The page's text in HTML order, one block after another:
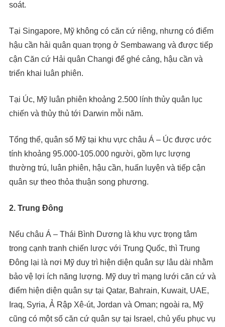
soát.
Tại Singapore, Mỹ không có căn cứ riêng, nhưng có điểm
hậu cần hải quân quan trọng ở Sembawang và được tiếp
cận Căn cứ Hải quân Changi để ghé cảng, hậu cần và
triển khai luân phiên.
Tại Úc, Mỹ luân phiên khoảng 2.500 lính thủy quân lục
chiến và thủy thủ tới Darwin mỗi năm.
Tổng thể, quân số Mỹ tại khu vực châu Á – Úc được ước
tính khoảng 95.000-105.000 người, gồm lực lượng
thường trú, luân phiên, hậu cần, huấn luyện và tiếp cận
quân sự theo thỏa thuận song phương.
2. Trung Đông
Nếu châu Á – Thái Bình Dương là khu vực trọng tâm
trong cạnh tranh chiến lược với Trung Quốc, thì Trung
Đông lại là nơi Mỹ duy trì hiện diện quân sự lâu dài nhằm
bảo vệ lợi ích năng lượng. Mỹ duy trì mạng lưới căn cứ và
điểm hiện diện quân sự tại Qatar, Bahrain, Kuwait, UAE,
Iraq, Syria, Ả Rập Xê-út, Jordan và Oman; ngoài ra, Mỹ
cũng có một số căn cứ quân sự tại Israel, chủ yếu phục vụ